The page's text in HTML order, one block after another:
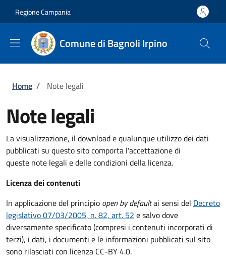
Regione Campania
Comune di Bagnoli Irpino
Briciole di pane
Home / Note legali
Note legali
La visualizzazione, il download e qualunque utilizzo dei dati
pubblicati su questo sito comporta l'accettazione di
queste note legali e delle condizioni della licenza.
Licenza dei contenuti
In applicazione del principio open by defaultai sensi del Decreto
legislativo 07/03/2005, n. 82, art. 52 e salvo dove
diversamente specificato (compresi i contenuti incorporati di
terzi), i dati, i documenti e le informazioni pubblicati sul sito
sono rilasciati con licenza CC-BY 4.0.